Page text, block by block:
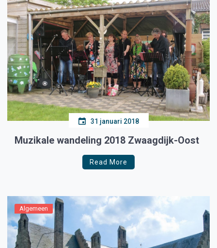
31 januari 2018
Muzikale wandeling 2018 Zwaagdijk-Oost
Read More
Algemeen